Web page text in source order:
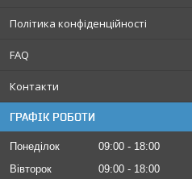
Політика конфіденційності
FAQ
Контакти
ГРАФІК РОБОТИ
Понеділок 09:00
18:00
Вівторок
09:00
18:00